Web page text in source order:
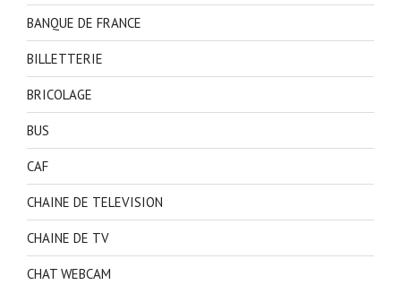
BANQUE DE FRANCE
BILLETTERIE
BRICOLAGE
BUS
CAF
CHAINE DE TELEVISION
CHAINE DE TV
CHAT WEBCAM